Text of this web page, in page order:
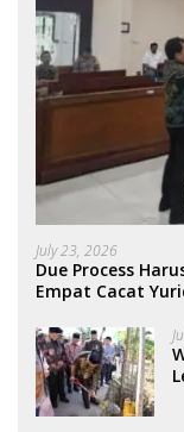
July 23, 2026
Due Process
Empat Cacat